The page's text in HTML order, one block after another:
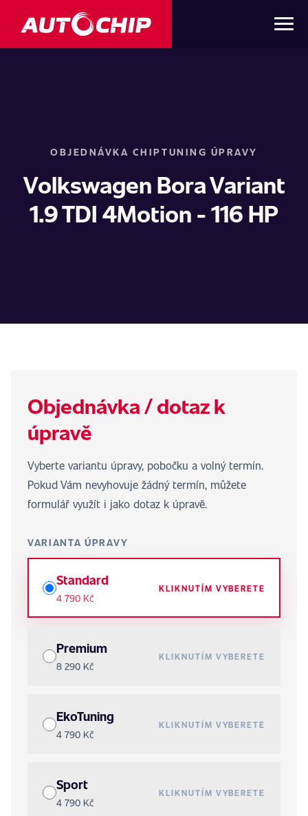
OBJEDNÁVKA CHIPTUNING ÚPRAVY
Volkswagen Bora Variant
1.9 TDI 4Motion - 116 HP
Objednávka / dotaz k
úpravě
Vyberte variantu úpravy, pobočku a volný termín.
Pokud Vám nevyhovuje žádný termín, můžete
formulář využít i jako dotaz k úpravě.
VARIANTA ÚPRAVY
Standard
4 790 Kč
KLIKNUTÍM VYBERETE
Premium
8 290 Kč
KLIKNUTÍM VYBERETE
EkoTuning
4 790 Kč
KLIKNUTÍM VYBERETE
Sport
4 790 Kč
KLIKNUTÍM VYBERETE